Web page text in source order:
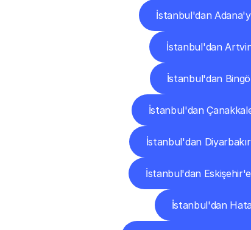
İstanbul'dan
İstanbul'dan
İstanbul'dan
İstanbul'dan
İstanbul'dan
İstanbul'dan Eskişehir'e
İstanbul'dan